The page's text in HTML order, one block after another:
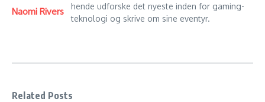
Naomi Rivers
hende udforske det nyeste inden for gaming-
teknologi og skrive om sine eventyr.
Related Posts